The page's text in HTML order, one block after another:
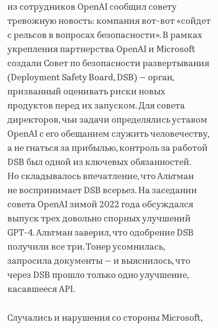
из сотрудников OpenAI сообщил совету
тревожную новость: компания вот-вот «сойдет
с рельсов в вопросах безопасности». В рамках
укрепления партнерства OpenAI и Microsoft
создали Совет по безопасности развертывания
(Deployment Safety Board, DSB) — орган,
призванный оценивать риски новых
продуктов перед их запуском. Для совета
директоров, чьи задачи определялись уставом
OpenAI с его обещанием служить человечеству,
а не гнаться за прибылью, контроль за работой
DSB был одной из ключевых обязанностей.
Но складывалось впечатление, что Альтман
не воспринимает DSB всерьез. На заседании
совета OpenAI зимой 2022 года обсуждался
выпуск трех довольно спорных улучшений
GPT-4. Альтман заверил, что одобрение DSB
получили все три. Тонер усомнилась,
запросила документы — и выяснилось, что
через DSB прошло только одно улучшение,
касавшееся API.
Случались и нарушения со стороны Microsoft,